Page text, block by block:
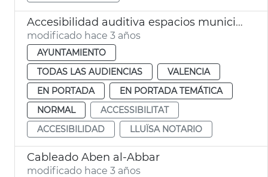
Accesibilidad auditiva espacios municipales
modificado hace 3 años
AYUNTAMIENTO
TODAS LAS AUDIENCIAS
VALENCIA
EN PORTADA
EN PORTADA TEMÁTICA
NORMAL
ACCESSIBILITAT
ACCESIBILIDAD
LLUÏSA NOTARIO
Cableado Aben al-Abbar
modificado hace 3 años